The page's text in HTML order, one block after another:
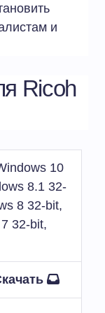
и
Ricoh
10
8.1 32-
8 32-bit,
32-bit,